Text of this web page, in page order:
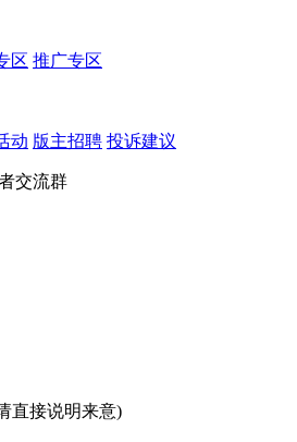
区 推广专区
动 版主招聘 投诉建议
交流群
直接说明来意)